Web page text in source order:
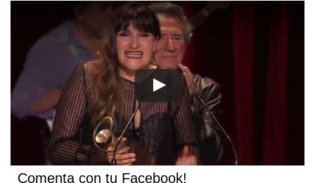
Comenta con tu Facebook!